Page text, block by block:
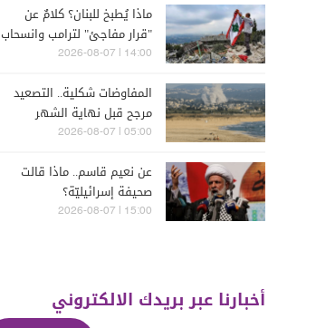
ماذا يُطبخ للبنان؟ كلامٌ عن
"قرار مفاجئ" لترامب وانسحاب
إسرائيل
14:00 | 2026-08-07
المفاوضات شكلية.. التصعيد
مرجح قبل نهاية الشهر
05:00 | 2026-08-07
عن نعيم قاسم.. ماذا قالت
صحيفة إسرائيليّة؟
15:00 | 2026-08-07
أخبارنا عبر بريدك الالكتروني